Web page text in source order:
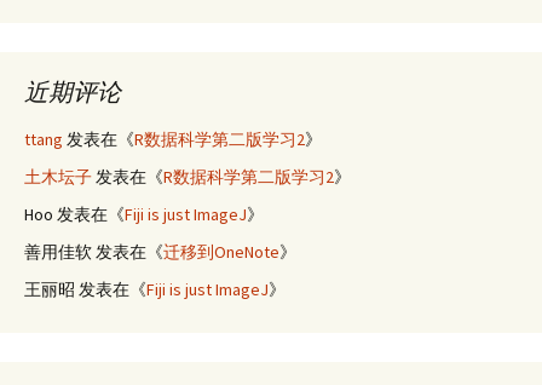
近期评论
ttang 发表在《R数据科学第二版学习2》
土木坛子发表在《R数据科学第二版学习2》
Hoo 发表在《Fiji is just ImageJ》
善用佳软发表在《迁移到OneNote》
王丽昭 发表在《Fiji is just ImageJ》